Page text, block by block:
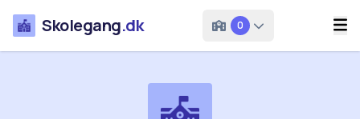
Skolegang.dk 0